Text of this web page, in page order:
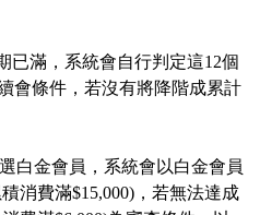
已滿，系統會自行判定這12個
會條件，若沒有將降階成累計
白金會員，系統會以白金會員
消費滿$15,000)，若無法達成